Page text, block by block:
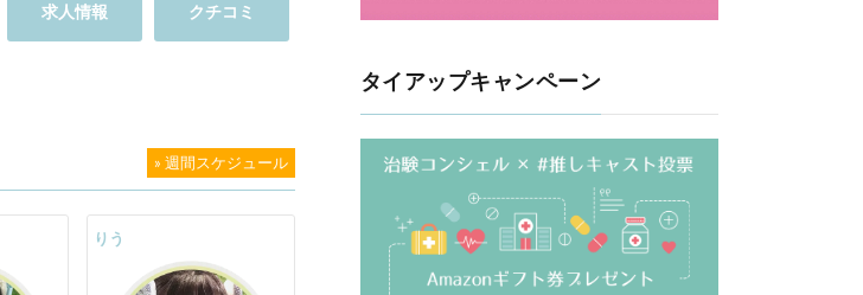
求人情報 クチコミ
» 週間スケジュール
りう
タイアップキャンペーン